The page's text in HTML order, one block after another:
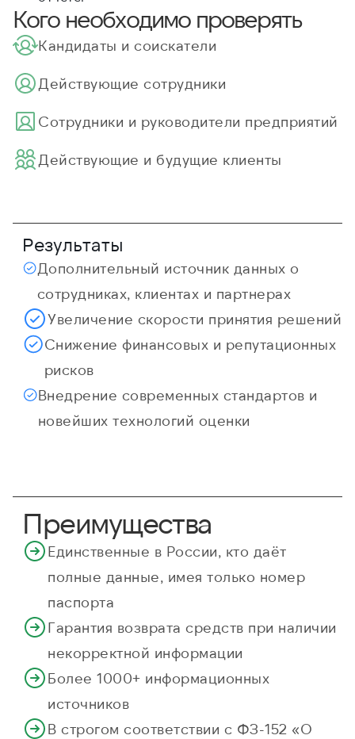
Кого необходимо проверять
Кандидаты и соискатели
Действующие сотрудники
Cотрудники и руководители предприятий
Действующие и будущие клиенты
Результаты
Дополнительный источник данных о
сотрудниках, клиентах и партнерах
Увеличение скорости принятия решений
Снижение финансовых и репутационных
рисков
Внедрение современных стандартов и
новейших технологий оценки
Преимущества
Единственные в России, кто даёт
полные данные, имея только номер
паспорта
Гарантия возврата средств при наличии
некорректной информации
Более 1000+ информационных
источников
В строгом соответствии с ФЗ-152 «О